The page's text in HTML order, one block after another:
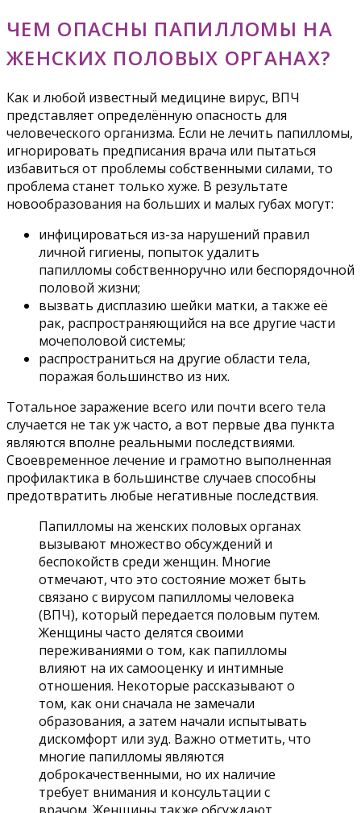
ЧЕМ ОПАСНЫ ПАПИЛЛОМЫ НА
ЖЕНСКИХ ПОЛОВЫХ ОРГАНАХ?
Как и любой известный медицине вирус, ВПЧ
представляет определённую опасность для
человеческого организма. Если не лечить папилломы,
игнорировать предписания врача или пытаться
избавиться от проблемы собственными силами, то
проблема станет только хуже. В результате
новообразования на больших и малых губах могут:
инфицироваться из-за нарушений правил
личной гигиены, попыток удалить
папилломы собственноручно или беспорядочной
половой жизни;
вызвать дисплазию шейки матки, а также её
рак, распространяющийся на все другие части
мочеполовой системы;
распространиться на другие области тела,
поражая большинство из них.
Тотальное заражение всего или почти всего тела
случается не так уж часто, а вот первые два пункта
являются вполне реальными последствиями.
Своевременное лечение и грамотно выполненная
профилактика в большинстве случаев способны
предотвратить любые негативные последствия.
Папилломы на женских половых органах
вызывают множество обсуждений и
беспокойств среди женщин. Многие
отмечают, что это состояние может быть
связано с вирусом папилломы человека
(ВПЧ), который передается половым путем.
Женщины часто делятся своими
переживаниями о том, как папилломы
влияют на их самооценку и интимные
отношения. Некоторые рассказывают о
том, как они сначала не замечали
образования, а затем начали испытывать
дискомфорт или зуд. Важно отметить, что
многие папилломы являются
доброкачественными, но их наличие
требует внимания и консультации с